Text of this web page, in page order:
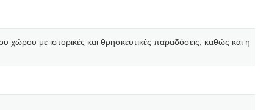
με ιστορικές και θρησκευτικές παραδόσεις, καθώς και η